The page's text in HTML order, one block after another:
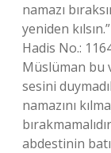
namazı
yeniden
Hadis No.:
Müslüman bu
sesini
namazını
abdestinin